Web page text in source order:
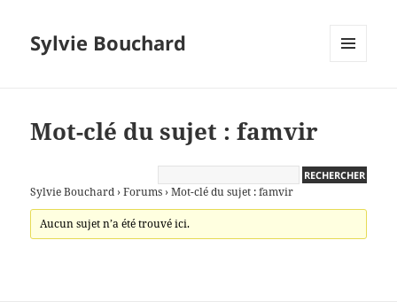
Sylvie Bouchard
Mot-clé du sujet : famvir
Sylvie Bouchard › Forums › Mot-clé du sujet : famvir
Aucun sujet n’a été trouvé ici.